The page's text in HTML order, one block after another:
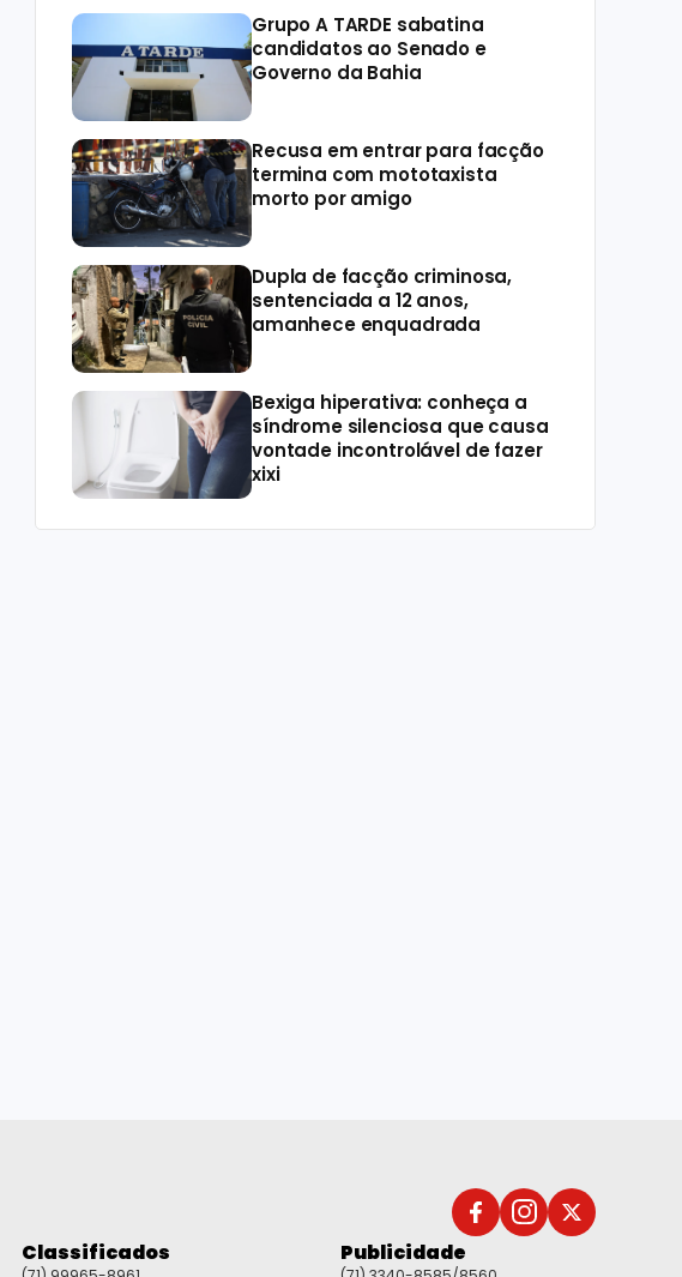
Grupo A TARDE sabatina
candidatos ao Senado e
Governo da Bahia
Recusa em entrar para facção
termina com mototaxista
morto por amigo
Dupla de facção criminosa,
sentenciada a 12 anos,
amanhece enquadrada
Bexiga hiperativa: conheça a
síndrome silenciosa que causa
vontade incontrolável de fazer
xixi
Classificados Publicidade